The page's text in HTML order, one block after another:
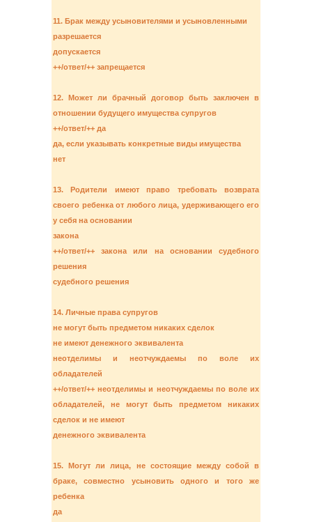
11. Брак между усыновителями и усыновленными
разрешается
допускается
++/ответ/++ запрещается
12. Может ли брачный договор быть заключен в
отношении будущего имущества супругов
++/ответ/++ да
да, если указывать конкретные виды имущества
нет
13. Родители имеют право требовать возврата
своего ребенка от любого лица, удерживающего его
у себя на основании
закона
++/ответ/++ закона или на основании судебного
решения
судебного решения
14. Личные права супругов
не могут быть предметом никаких сделок
не имеют денежного эквивалента
неотделимы и неотчуждаемы по воле их
обладателей
++/ответ/++ неотделимы и неотчуждаемы по воле их
обладателей, не могут быть предметом никаких
сделок и не имеют
денежного эквивалента
15. Могут ли лица, не состоящие между собой в
браке, совместно усыновить одного и того же
ребенка
да